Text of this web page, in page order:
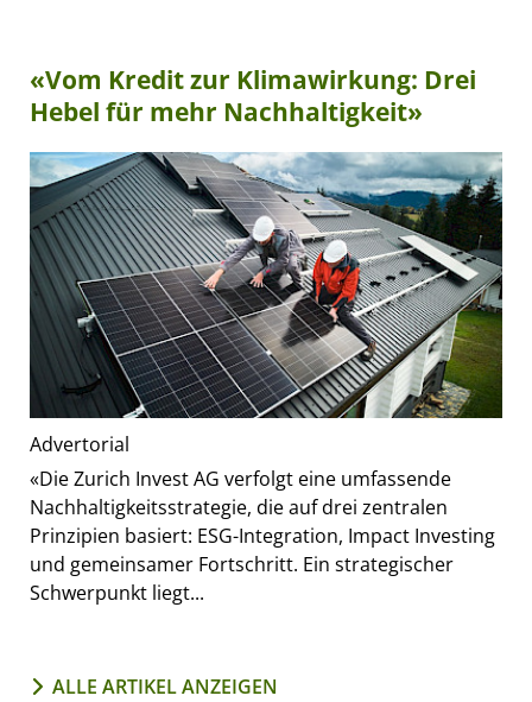
«Vom Kredit zur Klimawirkung: Drei
Hebel für mehr Nachhaltigkeit»
Advertorial
«Die Zurich Invest AG verfolgt eine umfassende
Nachhaltigkeitsstrategie, die auf drei zentralen
Prinzipien basiert: ESG-Integration, Impact Investing
und gemeinsamer Fortschritt. Ein strategischer
Schwerpunkt liegt...
ALLE ARTIKEL ANZEIGEN